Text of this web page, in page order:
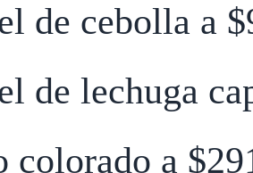
de cebolla a
de lechuga
colorado a